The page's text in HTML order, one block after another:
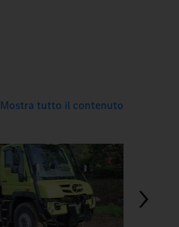
Mostra tutto il contenuto